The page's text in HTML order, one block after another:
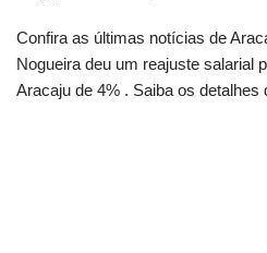
Confira as últimas notícias de
Nogueira deu um reajuste salarial
Aracaju de 4% . Saiba os